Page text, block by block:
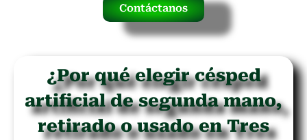
Contáctanos
¿Por qué elegir césped
artificial de segunda mano,
retirado o usado en Tres